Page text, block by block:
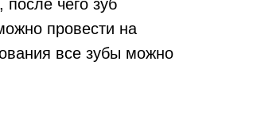
чего зуб
провести на
все зубы можно